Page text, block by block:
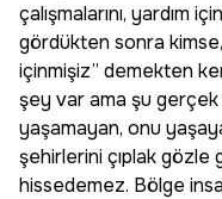
çalışmalarını, yardım
gördükten sonra
içinmişiz” demekten
şey var ama şu gerçek
yaşamayan, onu
şehirlerini çıplak gözle
hissedemez. Bölge